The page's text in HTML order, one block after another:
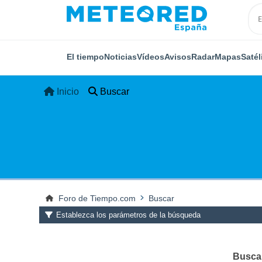
El tiempoNoticiasVídeosAvisosRadarMapas
Inicio Buscar
Foro de Tiempo.com Buscar
Establezca los parámetros de la búsqueda